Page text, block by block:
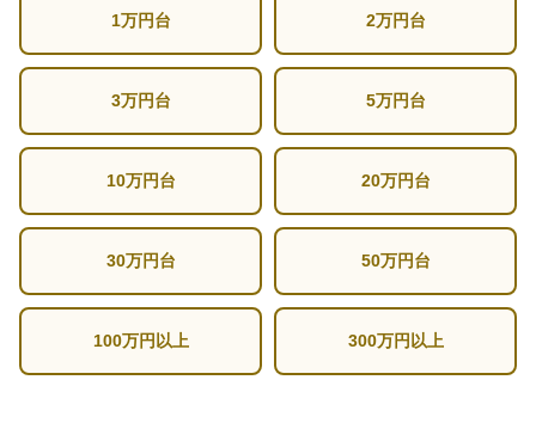
1万円台 2万円台
3万円台 5万円台
10万円台 20万円台
30万円台 50万円台
100万円以上 300万円以上